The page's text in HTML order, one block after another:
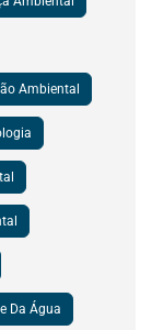
Ambiental
Da Água